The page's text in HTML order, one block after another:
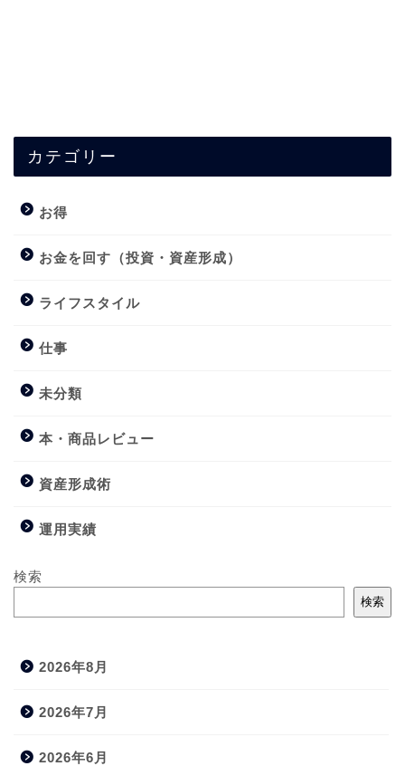
カテゴリー
お得
お金を回す（投資・資産形成）
ライフスタイル
仕事
未分類
本・商品レビュー
資産形成術
運用実績
検索
検索
2026年8月
2026年7月
2026年6月